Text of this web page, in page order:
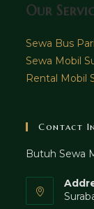
Our
Sewa Bus
Sewa Mobil
Rental Mobil
Contact
Butuh Sewa